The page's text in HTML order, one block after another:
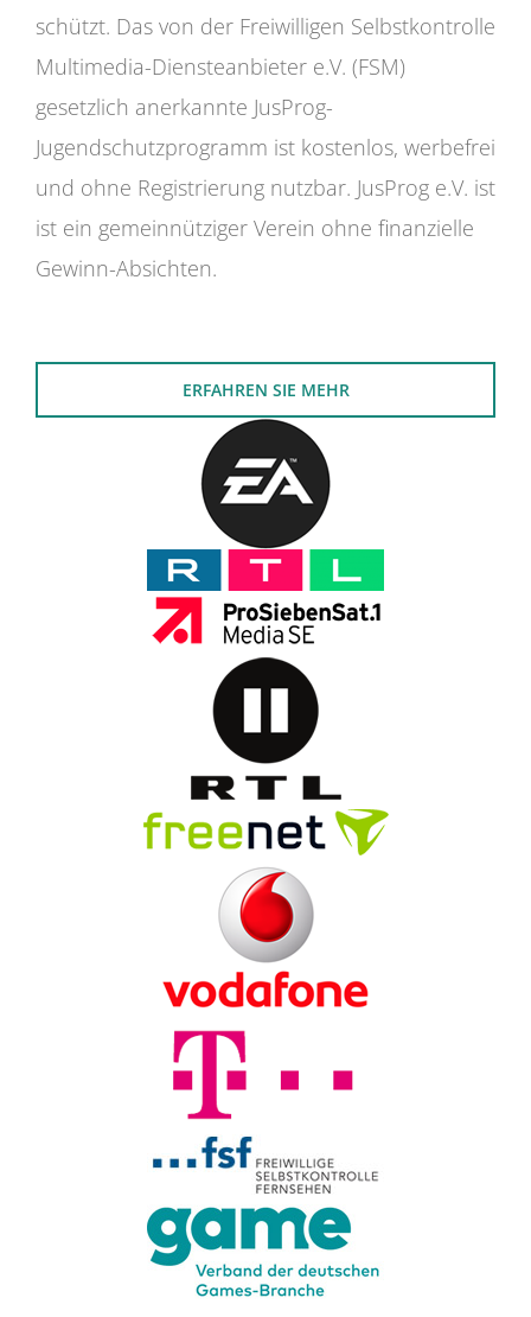
schützt. Das von der Freiwilligen Selbstkontrolle
Multimedia-Diensteanbieter e.V. (FSM)
gesetzlich anerkannte JusProg-
Jugendschutzprogramm ist kostenlos, werbefrei
und ohne Registrierung nutzbar. JusProg e.V. ist
ist ein gemeinnütziger Verein ohne finanzielle
Gewinn-Absichten.
ERFAHREN SIE MEHR